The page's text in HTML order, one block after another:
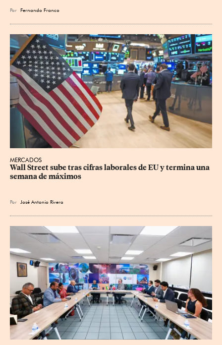
Por Fernando Franco
MERCADOS
Wall Street sube tras cifras laborales de EU y termina una
semana de máximos
Por José Antonio Rivera